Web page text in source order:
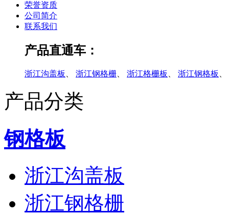
荣誉资质
公司简介
联系我们
产品直通车：
浙江沟盖板 浙江钢格栅 浙江格栅板 浙江钢格板
产品分类
钢格板
浙江沟盖板
浙江钢格栅